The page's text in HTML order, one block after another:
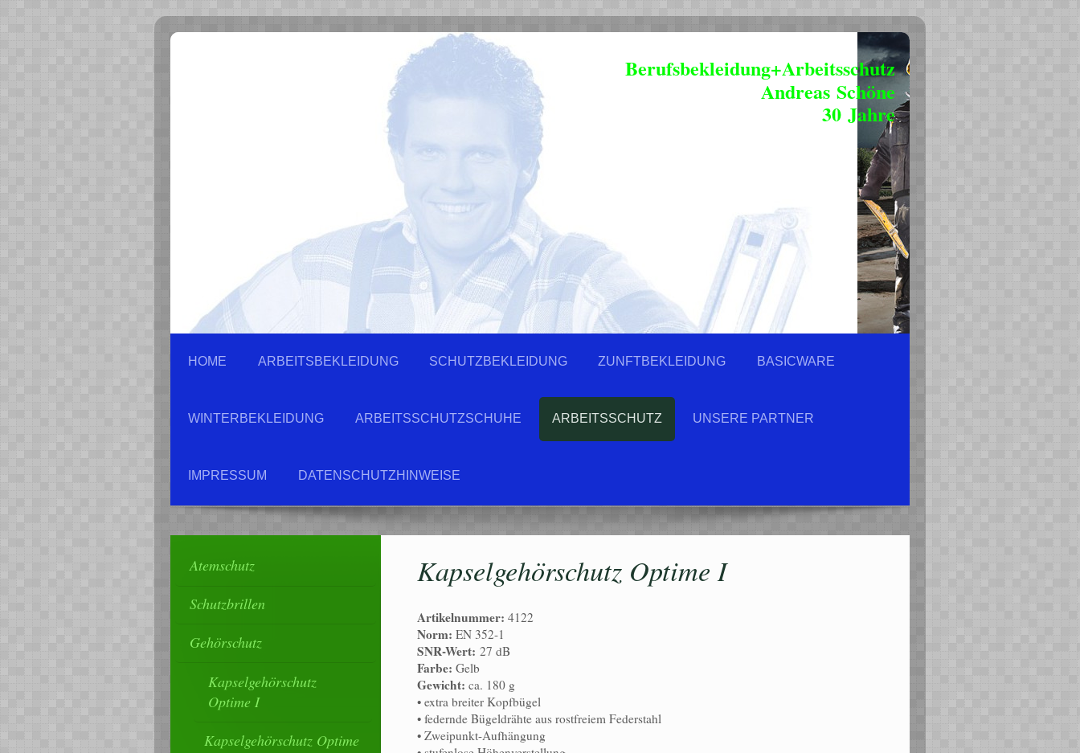
Berufsbekleidung+Arbeitsschutz
Andreas Schöne
30 Jahre
HOME ARBEITSBEKLEIDUNG SCHUTZBEKLEIDUNG ZUNFTBEKLEIDUNG BASICWARE
WINTERBEKLEIDUNG ARBEITSSCHUTZSCHUHE ARBEITSSCHUTZ UNSERE PARTNER
IMPRESSUM DATENSCHUTZHINWEISE
Kapselgehörschutz Optime I
Artikelnummer: 4122
Norm: EN 352-1
SNR-Wert: 27 dB
Farbe: Gelb
Gewicht: ca. 180 g
• extra breiter Kopfbügel
• federnde Bügeldrähte aus rostfreiem Federstahl
• Zweipunkt-Aufhängung
Atemschutz
Schutzbrillen
Gehörschutz
Kapselgehörschutz
Optime I
Kapselgehörschutz Optime